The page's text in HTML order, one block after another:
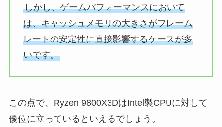
しかし、ゲームパフォーマンスにおいて
は、キャッシュメモリの大きさがフレーム
レートの安定性に直接影響するケースが多
いです。
この点で、Ryzen 9800X3DはIntel製CPUに対して
優位に立っているといえるでしょう。